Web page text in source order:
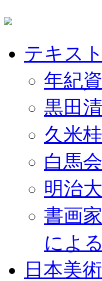
テキスト
年紀
黒田
久米
白馬
明治
書画
による
日本美